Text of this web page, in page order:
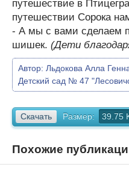
путешествие в
путешествии Сорока
- А мы с вами сделаем
шишек. (Дети
Автор: Льдокова Алла
Детский сад № 47
Скачать Размер: 39.75
Похожие